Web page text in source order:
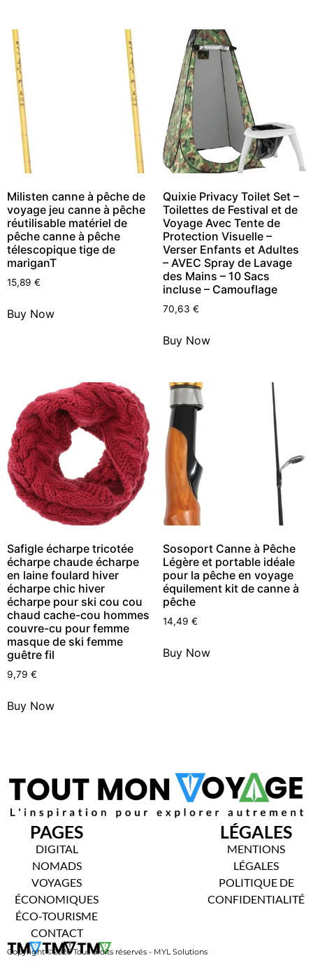
Milisten canne à pêche de
voyage jeu canne à pêche
réutilisable matériel de
pêche canne à pêche
télescopique tige de
mariganT
15,89 €
Buy Now
Quixie Privacy Toilet Set –
Toilettes de Festival et de
Voyage Avec Tente de
Protection Visuelle –
Verser Enfants et Adultes
– AVEC Spray de Lavage
des Mains – 10 Sacs
incluse – Camouflage
70,63 €
Buy Now
Safigle écharpe tricotée
écharpe chaude écharpe
en laine foulard hiver
écharpe chic hiver
écharpe pour ski cou cou
chaud cache-cou hommes
couvre-cu pour femme
masque de ski femme
guêtre fil
9,79 €
Buy Now
Sosoport Canne à Pêche
Légère et portable idéale
pour la pêche en voyage
équilement kit de canne à
pêche
14,49 €
Buy Now
PAGES
DIGITAL
NOMADS
VOYAGES
ÉCONOMIQUES
ÉCO-TOURISME
CONTACT
LÉGALES
MENTIONS
LÉGALES
POLITIQUE DE
CONFIDENTIALITÉ
Copyright ©2026 Tous droits réservés - MYL Solutions